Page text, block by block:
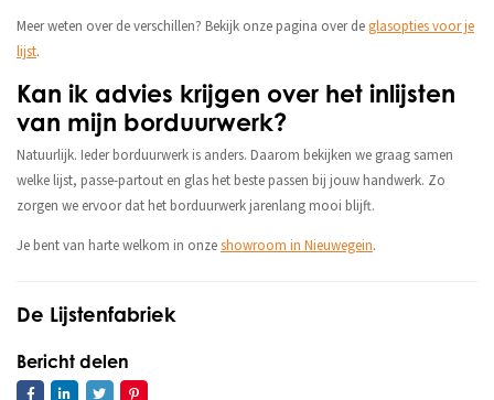
Meer weten over de verschillen? Bekijk onze pagina over deglasopties voor je
lijst.
Kan ik advies krijgen over het inlijsten
van mijn borduurwerk?
Natuurlijk. Ieder borduurwerk is anders. Daarom bekijken we graag samen
welke lijst, passe-partout en glas het beste passen bij jouw handwerk. Zo
zorgen we ervoor dat het borduurwerk jarenlang mooi blijft.
Je bent van harte welkom in onzeshowroom in Nieuwegein.
De Lijstenfabriek
Bericht delen